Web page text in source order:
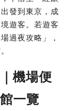
發到東京，成
遊客。若遊客
過夜攻略」，
機場便
一覽